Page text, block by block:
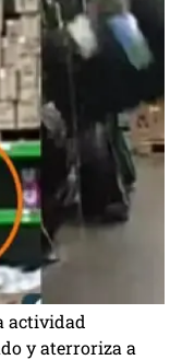
actividad
y aterroriza a